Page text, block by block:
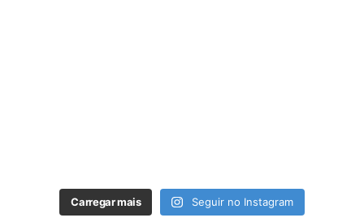
Carregar mais Seguir no Instagram